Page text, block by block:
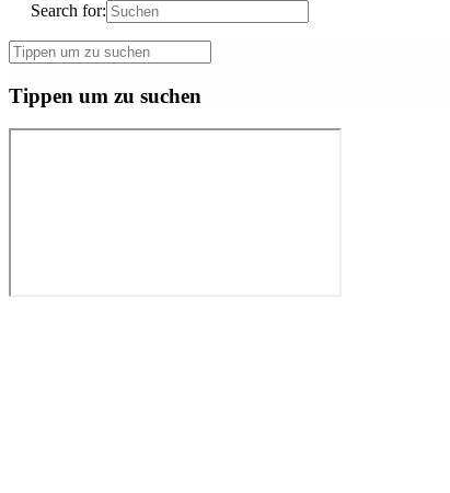
Search for:
Tippen um zu suchen